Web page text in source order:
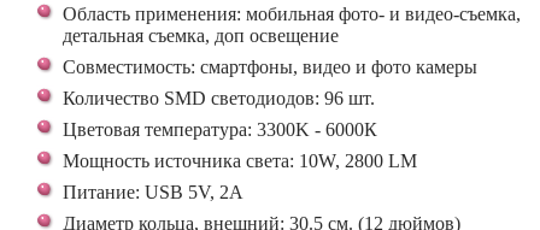
Область применения: мобильная фото- и видео-съемка,
детальная съемка, доп освещение
Совместимость: смартфоны, видео и фото камеры
Количество SMD светодиодов: 96 шт.
Цветовая температура: 3300K - 6000К
Мощность источника света: 10W, 2800 LM
Питание: USB 5V, 2A
Диаметр кольца, внешний: 30.5 см. (12 дюймов)